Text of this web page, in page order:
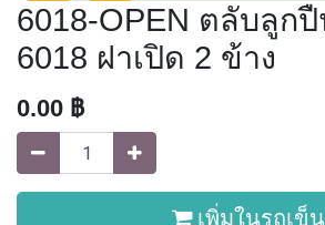
6018-OPEN ตลับลูก
6018 ฝาเปิด 2 ข้าง
0.00 ฿
เพิ่มในรถเข็น